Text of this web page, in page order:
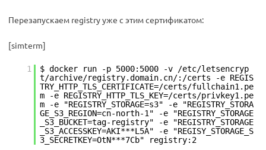
Перезапускаем registry уже с этим сертификатом:
[simterm]
1
$ docker run -p 5000:5000 -v /etc/letsencryp
t/archive/registry.domain.cn/:/certs -e REGIS
TRY_HTTP_TLS_CERTIFICATE=/certs/fullchain1.pe
m -e REGISTRY_HTTP_TLS_KEY=/certs/privkey1.pe
m -e "REGISTRY_STORAGE=s3" -e "REGISTRY_STORA
GE_S3_REGION=cn-north-1" -e "REGISTRY_STORAGE
_S3_BUCKET=tag-registry" -e "REGISTRY_STORAGE
_S3_ACCESSKEY=AKI***L5A" -e "REGISY_STORAGE_S
3_SECRETKEY=OtN***7Cb" registry:2